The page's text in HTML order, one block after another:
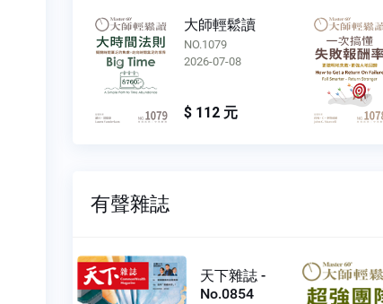
大師輕鬆讀
NO.1079
2026-07-08
$ 112 元
有聲雜誌
天下雜誌 -
No.0854